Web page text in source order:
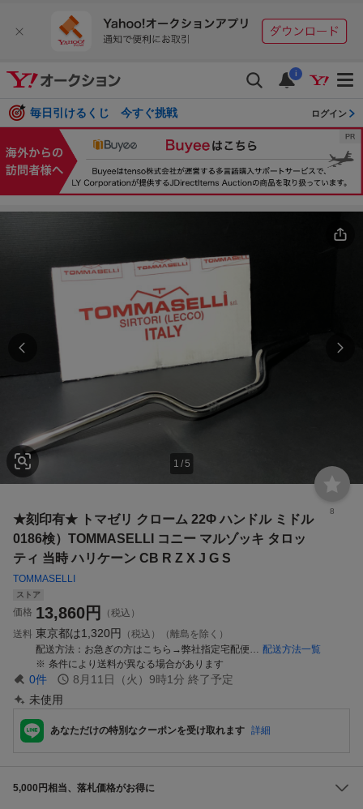
i
毎日引けるくじ 今すぐ挑戦 ログイン
1 /5
8
★刻印有★ トマゼリ クローム 22Φ ハンドル ミドル
0186検）TOMMASELLI コニー マルゾッキ タロッ
ティ 当時 ハリケーン CB R Z X J G S
TOMMASELLI
ストア
価格 13,860円
（税込）
送料 東京都は1,320円
（税込）（離島を除く）
配送方法
お急ぎの方はこちら→弊社指定宅配便 全国一律 配送方法一覧
条件により送料が異なる場合があります
0件 8月11日（火）9時1分 終了予定
未使用
あなただけの特別なクーポンを受け取れます 詳細
5,000円相当、落札価格がお得に